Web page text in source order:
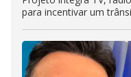
para incentivar um